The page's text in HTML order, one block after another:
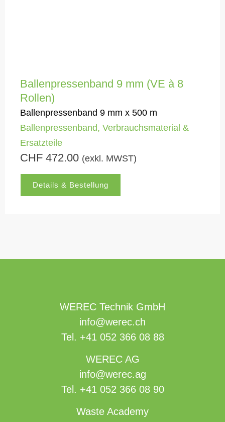
Ballenpressenband 9 mm (VE à 8
Rollen)
Ballenpressenband 9 mm x 500 m
Ballenpressenband, Verbrauchsmaterial &
Ersatzteile
CHF 472.00 (exkl. MWST)
Details & Bestellung
WEREC Technik GmbH
info@werec.ch
Tel. +41 052 366 08 88
WEREC AG
info@werec.ag
Tel. +41 052 366 08 90
Waste Academy